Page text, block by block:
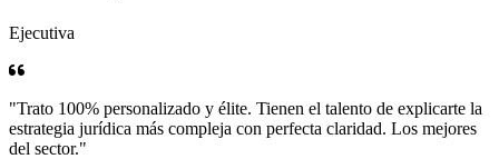
Ejecutiva
"Trato 100% personalizado y élite. Tienen el talento de explicarte la
estrategia jurídica más compleja con perfecta claridad. Los mejores
del sector."